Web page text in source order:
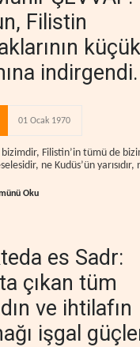
Filistin
indirgendi.
01 Ocak 1970
bizimdir, Filistin’in tümü de
ne Kudüs’ün yarısıdır,
Oku
es Sadr:
çıkan tüm
ve ihtilafın
işgal